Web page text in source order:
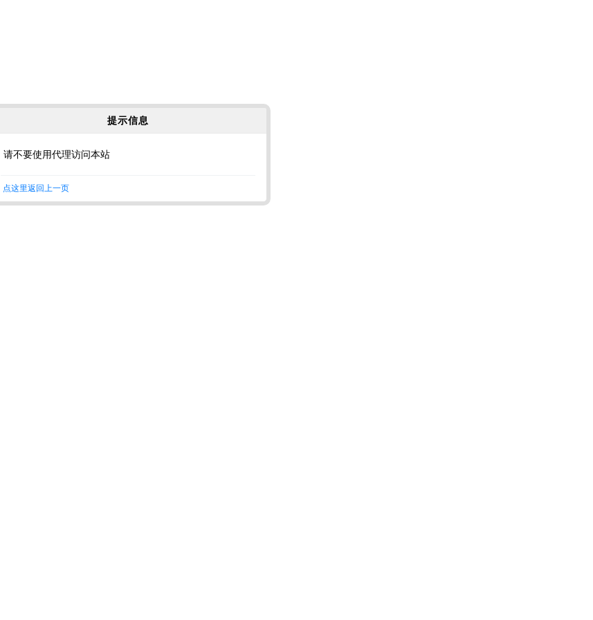
提示信息
请不要使用代理访问本站
点这里返回上一页